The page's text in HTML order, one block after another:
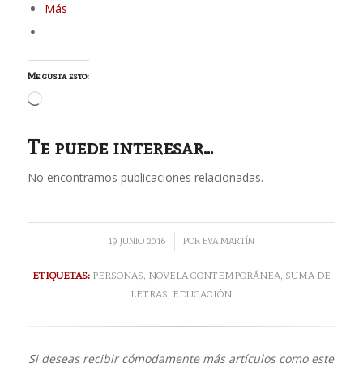
Más
Me gusta esto:
Cargando...
Te puede interesar...
No encontramos publicaciones relacionadas.
19 JUNIO 2016
/ POREVA MARTÍN
ETIQUETAS: PERSONAS, NOVELA CONTEMPORÁNEA, SUMA DE
LETRAS, EDUCACIÓN
Si deseas recibir cómodamente más artículos como este